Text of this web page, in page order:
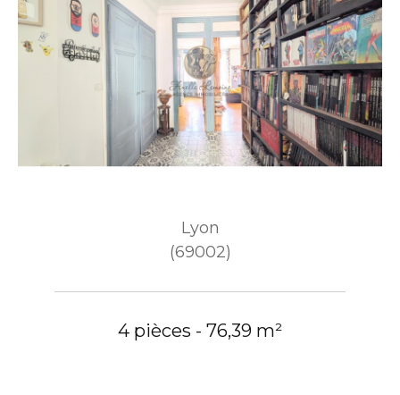
Lyon
(69002)
4 pièces - 76,39 m²